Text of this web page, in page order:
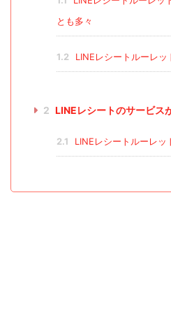
とも多々
1.2 LINEレシートルーレッ
2 LINEレシートのサービス
2.1 LINEレシートルーレッ